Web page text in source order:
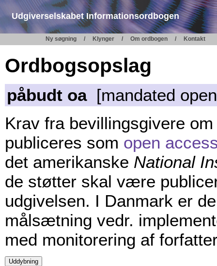
Udgiverselskabet Informationsordbogen
Ny søgning Klynger Om ordbogen Kontakt
Ordbogsopslag
påbudt oa[mandated
Krav fra bevillingsgivere
publiceres som open
det amerikanske National
de støtter skal være
udgivelsen. I Danmark er
målsætning vedr.
med monitorering af